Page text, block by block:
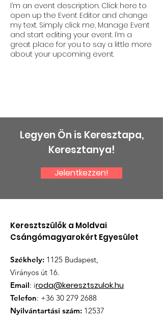
I’m an event description. Click here to
open up the Event Editor and change
my text. Simply click me, Manage Event
and start editing your event. I’m a
great place for you to say a little more
about your upcoming event.
Legyen Ön is Keresztapa,
Keresztanya!
Jelentkezzen!
Keresztszülők a Moldvai
Csángómagyarokért Egyesület
Székhely: 1125 Budapest,
Virányos út 16.
Email: iroda@keresztszulok.hu
Telefon: +36 30 279 2688
Nyilvántartási szám: 12537